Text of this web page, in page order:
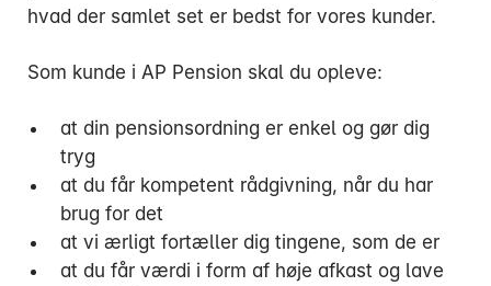
hvad der samlet set er bedst for vores kunder.
Som kunde i AP Pension skal du opleve:
at din pensionsordning er enkel og gør dig
tryg
at du får kompetent rådgivning, når du har
brug for det
at vi ærligt fortæller dig tingene, som de er
at du får værdi i form af høje afkast og lave
Ring til os, hvis du har brug for hjælp